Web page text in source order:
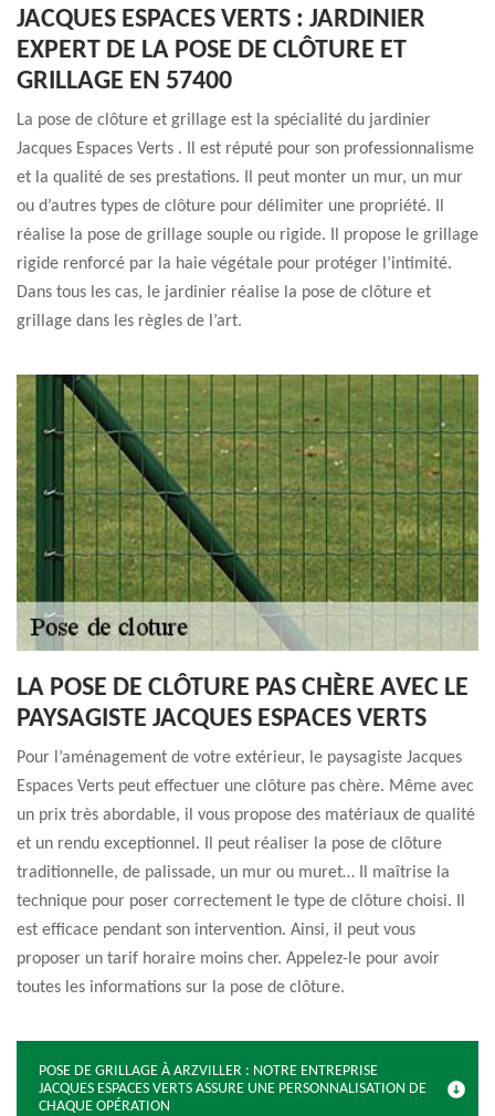
JACQUES ESPACES VERTS : JARDINIER
EXPERT DE LA POSE DE CLÔTURE ET
GRILLAGE EN 57400
La pose de clôture et grillage est la spécialité du jardinier
Jacques Espaces Verts . Il est réputé pour son professionnalisme
et la qualité de ses prestations. Il peut monter un mur, un mur
ou d’autres types de clôture pour délimiter une propriété. Il
réalise la pose de grillage souple ou rigide. Il propose le grillage
rigide renforcé par la haie végétale pour protéger l’intimité.
Dans tous les cas, le jardinier réalise la pose de clôture et
grillage dans les règles de l’art.
LA POSE DE CLÔTURE PAS CHÈRE AVEC LE
PAYSAGISTE JACQUES ESPACES VERTS
Pour l’aménagement de votre extérieur, le paysagiste Jacques
Espaces Verts peut effectuer une clôture pas chère. Même avec
un prix très abordable, il vous propose des matériaux de qualité
et un rendu exceptionnel. Il peut réaliser la pose de clôture
traditionnelle, de palissade, un mur ou muret… Il maîtrise la
technique pour poser correctement le type de clôture choisi. Il
est efficace pendant son intervention. Ainsi, il peut vous
proposer un tarif horaire moins cher. Appelez-le pour avoir
toutes les informations sur la pose de clôture.
POSE DE GRILLAGE À ARZVILLER : NOTRE ENTREPRISE
JACQUES ESPACES VERTS ASSURE UNE PERSONNALISATION DE
CHAQUE OPÉRATION